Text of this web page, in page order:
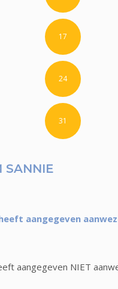
17
24
31
SANNIE
aangegeven
aangegeven NIET